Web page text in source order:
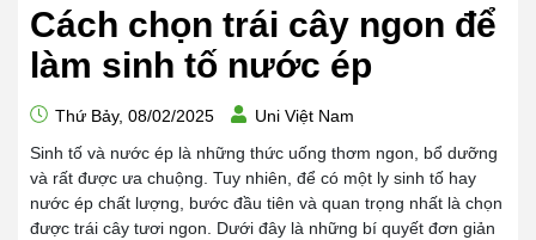
Cách chọn trái cây ngon để
làm sinh tố nước ép
Thứ Bảy, 08/02/2025
Uni Việt Nam
Sinh tố và nước ép là những thức uống thơm ngon, bổ dưỡng
và rất được ưa chuộng. Tuy nhiên, để có một ly sinh tố hay
nước ép chất lượng, bước đầu tiên và quan trọng nhất là chọn
được trái cây tươi ngon. Dưới đây là những bí quyết đơn giản